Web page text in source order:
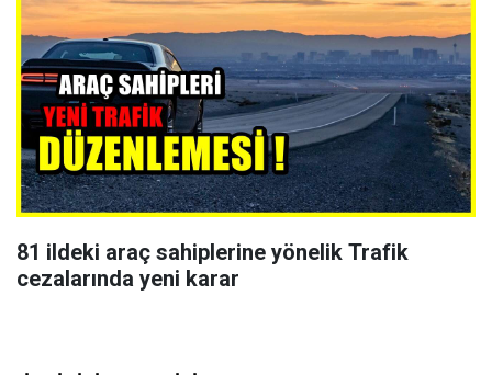
81 ildeki araç sahiplerine yönelik Trafik
cezalarında yeni karar